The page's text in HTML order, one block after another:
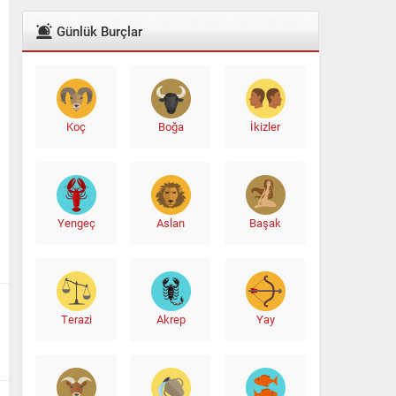
Günlük Burçlar
Koç Boğa İkizler
Yengeç Aslan Başak
Terazi Akrep Yay